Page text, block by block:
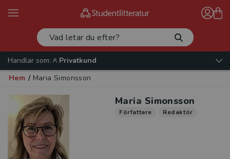
Handlar som:
Privatkund
Hem / Maria Simonsson
Maria Simonsson
Författare Redaktör